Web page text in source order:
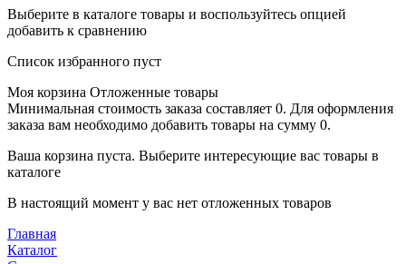
Выберите в каталоге товары и воспользуйтесь опцией
добавить к сравнению
Список избранного пуст
Моя корзина Отложенные товары
Минимальная стоимость заказа составляет 0. Для оформления
заказа вам необходимо добавить товары на сумму 0.
Ваша корзина пуста. Выберите интересующие вас товары в
каталоге
В настоящий момент у вас нет отложенных товаров
Главная
Каталог